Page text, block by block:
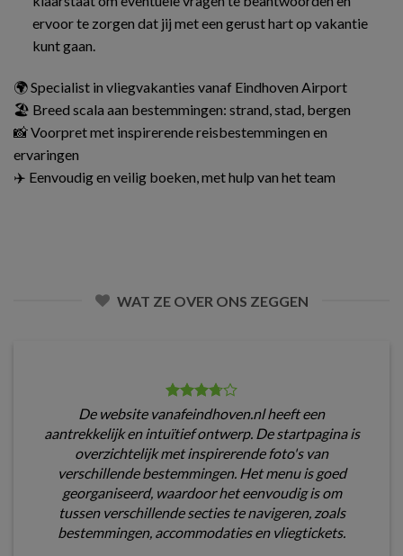
ervoor te zorgen dat jij met een gerust hart op vakantie
kunt gaan.
🌍 Specialist in vliegvakanties vanaf Eindhoven Airport
🏖️ Breed scala aan bestemmingen: strand, stad, bergen
📸 Voorpret met inspirerende reisbestemmingen en
ervaringen
✈️ Eenvoudig en veilig boeken, met hulp van het team
WAT ZE OVER ONS ZEGGEN
De website vanafeindhoven.nl heeft een
aantrekkelijk en intuïtief ontwerp. De startpagina is
overzichtelijk met inspirerende foto's van
verschillende bestemmingen. Het menu is goed
georganiseerd, waardoor het eenvoudig is om
tussen verschillende secties te navigeren, zoals
bestemmingen, accommodaties en vliegtickets.